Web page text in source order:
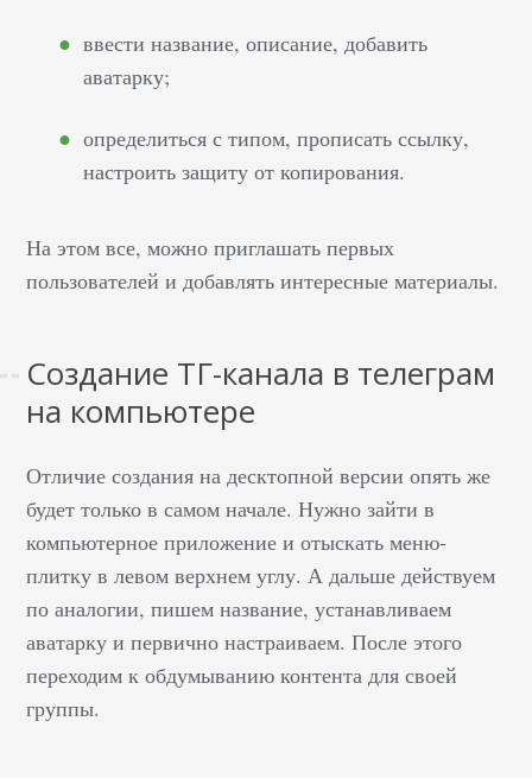
ввести название, описание, добавить
аватарку;
определиться с типом, прописать ссылку,
настроить защиту от копирования.
На этом все, можно приглашать первых
пользователей и добавлять интересные материалы.
Создание ТГ-канала в телеграм
на компьютере
Отличие создания на десктопной версии опять же
будет только в самом начале. Нужно зайти в
компьютерное приложение и отыскать меню-
плитку в левом верхнем углу. А дальше действуем
по аналогии, пишем название, устанавливаем
аватарку и первично настраиваем. После этого
переходим к обдумыванию контента для своей
группы.